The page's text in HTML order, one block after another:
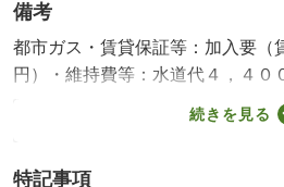
備考
都市ガス・賃貸保証等：加入要（
円）・維持費等：水道代４，４０
１，６３３円／月・ペット条件：
琶湖彦根駅前で徒歩２５分の都市
料や宅配ボックス等設備も豊富で
続きを見る
特記事項